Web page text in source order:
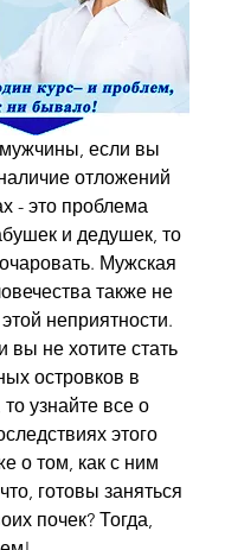
если вы
отложений
- это проблема
и дедушек, то
Мужская
также не
неприятности.
вы не хотите стать
островков в
узнайте все о
этого
о том, как с ним
готовы заняться
почек? Тогда,